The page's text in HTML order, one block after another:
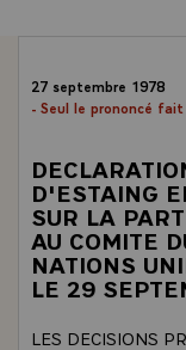
27 septembre 1978
- Seul le prononcé
D'ESTAING
SUR LA
AU COMITE
NATIONS
LE 29
LES DECISIONS